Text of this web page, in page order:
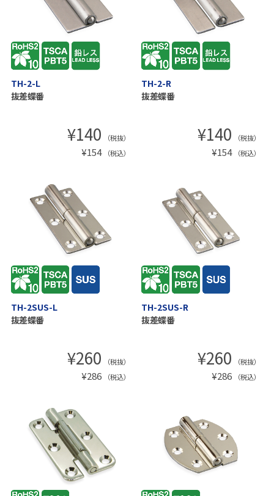
TH-2-L
抜差蝶番
¥140 （税抜）
¥154 （税込）
TH-2-R
抜差蝶番
¥140 （税抜）
¥154 （税込）
TH-2SUS-L
抜差蝶番
¥260 （税抜）
¥286 （税込）
TH-2SUS-R
抜差蝶番
¥260 （税抜）
¥286 （税込）